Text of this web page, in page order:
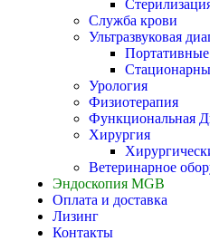
Служба крови
Ультразвуковая
Урология
Физиотерапия
Функциональная
Хирургия
Ветеринарное
Эндоскопия MGB
Оплата и доставка
Лизинг
Контакты